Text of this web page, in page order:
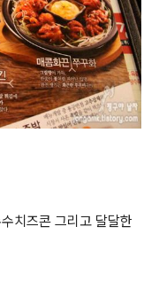
치즈콘 그리고 달달한